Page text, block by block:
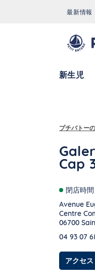
最新情報
新生児
Cap
閉店時間
Avenue
Centre
06700
04 93 07
アクセス
プチバトー